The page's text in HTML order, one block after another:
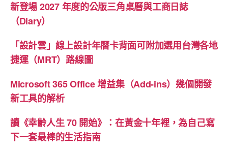
新登場 2027 年度的公版三角桌曆與工商日誌
（Diary）
「設計雲」線上設計年曆卡背面可附加選用台灣各地
捷運（MRT）路線圖
Microsoft 365 Office 增益集（Add-ins）幾個開發
新工具的解析
讀《幸齡人生 70 開始》：在黃金十年裡，為自己寫
下一套最棒的生活指南